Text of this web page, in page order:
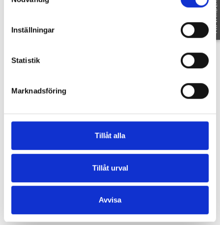
Inställningar
Statistik
Marknadsföring
Tillåt alla
Tillåt urval
Avvisa
funktionalitet och design i fokus.
Fakta
FRI VÄRDERING